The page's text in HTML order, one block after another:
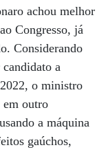
achou melhor
Congresso, já
Considerando
candidato a
o ministro
em outro
a máquina
gaúchos,